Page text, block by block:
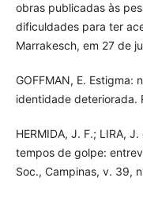
obras publicadas às
dificuldades para ter
Marrakesch, em 27 de
GOFFMAN, E. Estigma:
identidade deteriorada.
HERMIDA, J. F.; LIRA,
tempos de golpe:
Soc., Campinas, v. 39,